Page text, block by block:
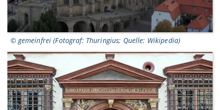
© gemeinfrei (Fotograf: Thuringius; Quelle: Wikipedia)